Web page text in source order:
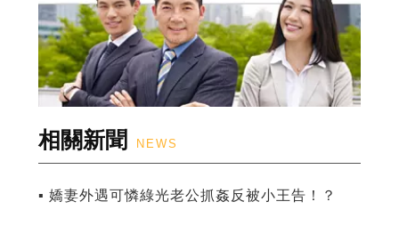
相關新聞 NEWS
▪ 嬌妻外遇可憐綠光老公抓姦反被小王告！？